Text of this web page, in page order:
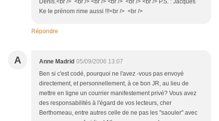
Denis.<br /> <br /> <br /> <br /> <br /> <br /> P.S. : Jacques
Ke le prénom rime aussi !!!<br /> <br />
Répondre
A Anne Madrid 05/09/2006 13:07
Ben si c'est codé, pourquoi ne l'avez -vous pas envoyé
directement, et personnellement, à ce bon JR, au lieu de
mettre en ligne un courrier manifestement privé? Vous avez
des responsabilités à l'égard de vos lecteurs, cher
Berthomeau, entre autres celle de ne pas les "saouler" avec